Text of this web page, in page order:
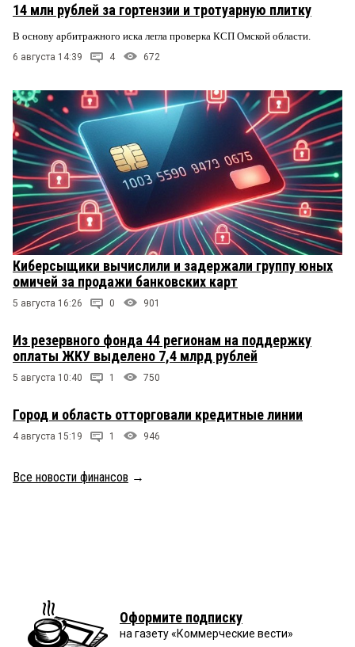
14 млн рублей за гортензии и тротуарную плитку
В основу арбитражного иска легла проверка КСП Омской области.
6 августа 14:39 4 672
Киберсыщики вычислили и задержали группу юных
омичей за продажи банковских карт
5 августа 16:26 0 901
Из резервного фонда 44 регионам на поддержку
оплаты ЖКУ выделено 7,4 млрд рублей
5 августа 10:40 1 750
Город и область отторговали кредитные линии
4 августа 15:19 1 946
Все новости финансов →
Оформите подписку
на газету «Коммерческие вести»